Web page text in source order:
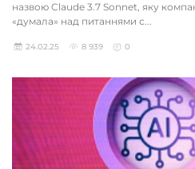
назвою Claude 3.7 Sonnet, яку
«думала» над питаннями с...
24.02.25 8 939 0